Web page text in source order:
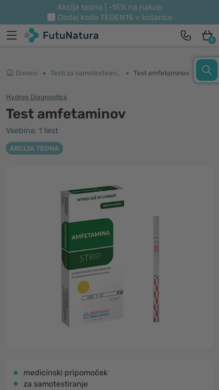
Akcija tedna | -15% na nakup
Dodaj kodo TEDEN15 v košarico
0
Domov Testi za samotestiranje Test amfetaminov
Hydrex Diagnostics
Test amfetaminov
Vsebina: 1 test
AKCIJA TEDNA
medicinski pripomoček
za samotestiranje